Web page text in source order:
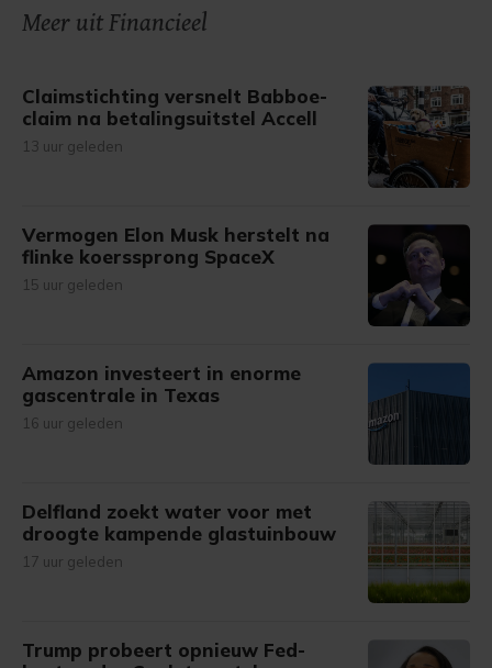
onze cookiepagina kun je ons cookiebeleid bekijken en je
gemaakte keuze altijd wijzigen of intrekken.
Meer uit Financieel
Claimstichting versnelt Babboe-
claim na betalingsuitstel Accell
13 uur geleden
Vermogen Elon Musk herstelt na
flinke koerssprong SpaceX
15 uur geleden
Amazon investeert in enorme
gascentrale in Texas
16 uur geleden
Delfland zoekt water voor met
droogte kampende glastuinbouw
17 uur geleden
Trump probeert opnieuw Fed-